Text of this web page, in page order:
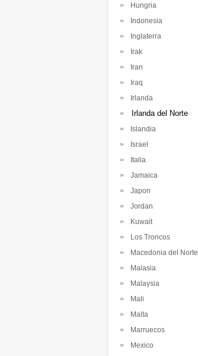
Hungria
Indonesia
Inglaterra
Irak
Iran
Iraq
Irlanda
Irlanda del Norte
Islandia
Israel
Italia
Jamaica
Japon
Jordan
Kuwait
Los Troncos
Macedonia del Norte
Malasia
Malaysia
Mali
Malta
Marruecos
Mexico